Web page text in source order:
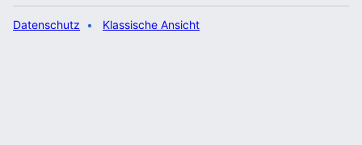
Datenschutz Klassische Ansicht